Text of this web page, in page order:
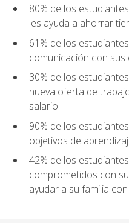
80% de los
les ayuda a ahorrar
61% de los
comunicación con sus
30% de los
nueva oferta de
salario
90% de los
objetivos de
42% de los
comprometidos con
ayudar a su familia